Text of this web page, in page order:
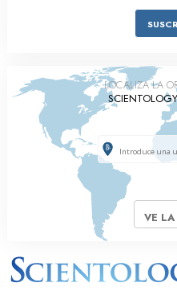
LOCALIZA LA
VE